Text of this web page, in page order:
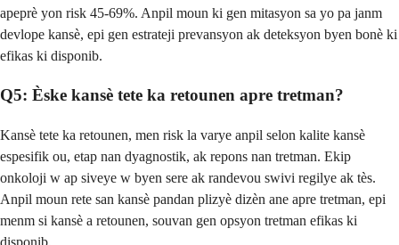
apeprè yon risk 45-69%. Anpil moun ki gen mitasyon sa yo pa janm
devlope kansè, epi gen estrateji prevansyon ak deteksyon byen bonè ki
efikas ki disponib.
Q5: Èske kansè tete ka retounen apre tretman?
Kansè tete ka retounen, men risk la varye anpil selon kalite kansè
espesifik ou, etap nan dyagnostik, ak repons nan tretman. Ekip
onkoloji w ap siveye w byen sere ak randevou swivi regilye ak tès.
Anpil moun rete san kansè pandan plizyè dizèn ane apre tretman, epi
menm si kansè a retounen, souvan gen opsyon tretman efikas ki
disponib.